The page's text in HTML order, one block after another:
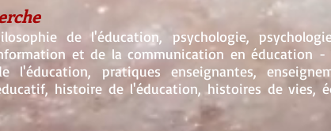
de l'éducation, psychologie,
et de la communication en éducation
l'éducation, pratiques enseignantes,
histoire de l'éducation, histoires de vies,